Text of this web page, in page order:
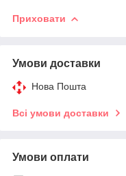
Приховати
Умови доставки
Нова Пошта
Всі умови доставки
Умови оплати